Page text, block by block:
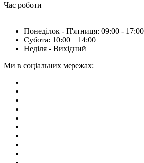
Час роботи
Понеділок - П'ятниця: 09:00 - 17:00
Субота: 10:00 – 14:00
Неділя - Вихідний
Ми в соціальних мережах: